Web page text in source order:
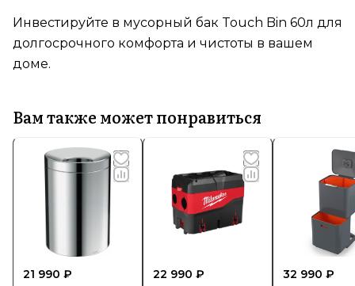
Инвестируйте в мусорный бак Touch Bin 60л для
долгосрочного комфорта и чистоты в вашем
доме.
Вам также может понравиться
21 990 ₽ 22 990 ₽ 32 990 ₽